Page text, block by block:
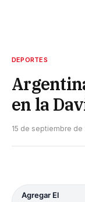
DEPORTES
en la
15 de septiembre de
Agregar El